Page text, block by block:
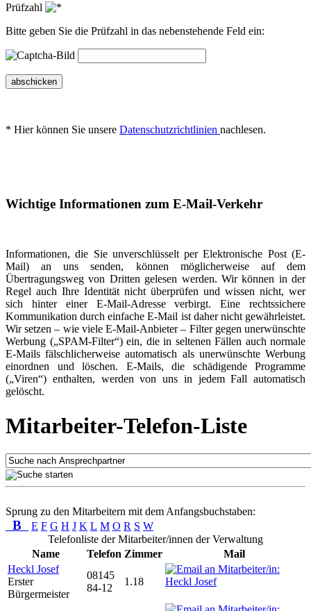
Prüfzahl
Bitte geben Sie die Prüfzahl in das nebenstehende Feld ein:
abschicken
* Hier können Sie unsere Datenschutzrichtlinien nachlesen.
Wichtige Informationen zum E-Mail-Verkehr
Informationen, die Sie unverschlüsselt per Elektronische Post (E-
Mail) an uns senden, können möglicherweise auf dem
Übertragungsweg von Dritten gelesen werden. Wir können in der
Regel auch Ihre Identität nicht überprüfen und wissen nicht, wer
sich hinter einer E-Mail-Adresse verbirgt. Eine rechtssichere
Kommunikation durch einfache E-Mail ist daher nicht gewährleistet.
Wir setzen – wie viele E-Mail-Anbieter – Filter gegen unerwünschte
Werbung („SPAM-Filter“) ein, die in seltenen Fällen auch normale
E-Mails fälschlicherweise automatisch als unerwünschte Werbung
einordnen und löschen. E-Mails, die schädigende Programme
(„Viren“) enthalten, werden von uns in jedem Fall automatisch
gelöscht.
Mitarbeiter-Telefon-Liste
Sprung zu den Mitarbeitern mit dem Anfangsbuchstaben:
B E F G H J K L M O R S W
Telefonliste der Mitarbeiter/innen der Verwaltung
Name
Telefon Zimmer
Mail
Heckl Josef
Erster
Bürgermeister
08145
84-12
1.18